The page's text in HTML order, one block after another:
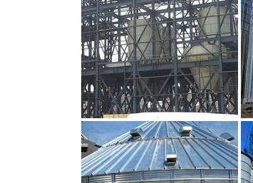
CLIQUEZ POUR AGRANDIR